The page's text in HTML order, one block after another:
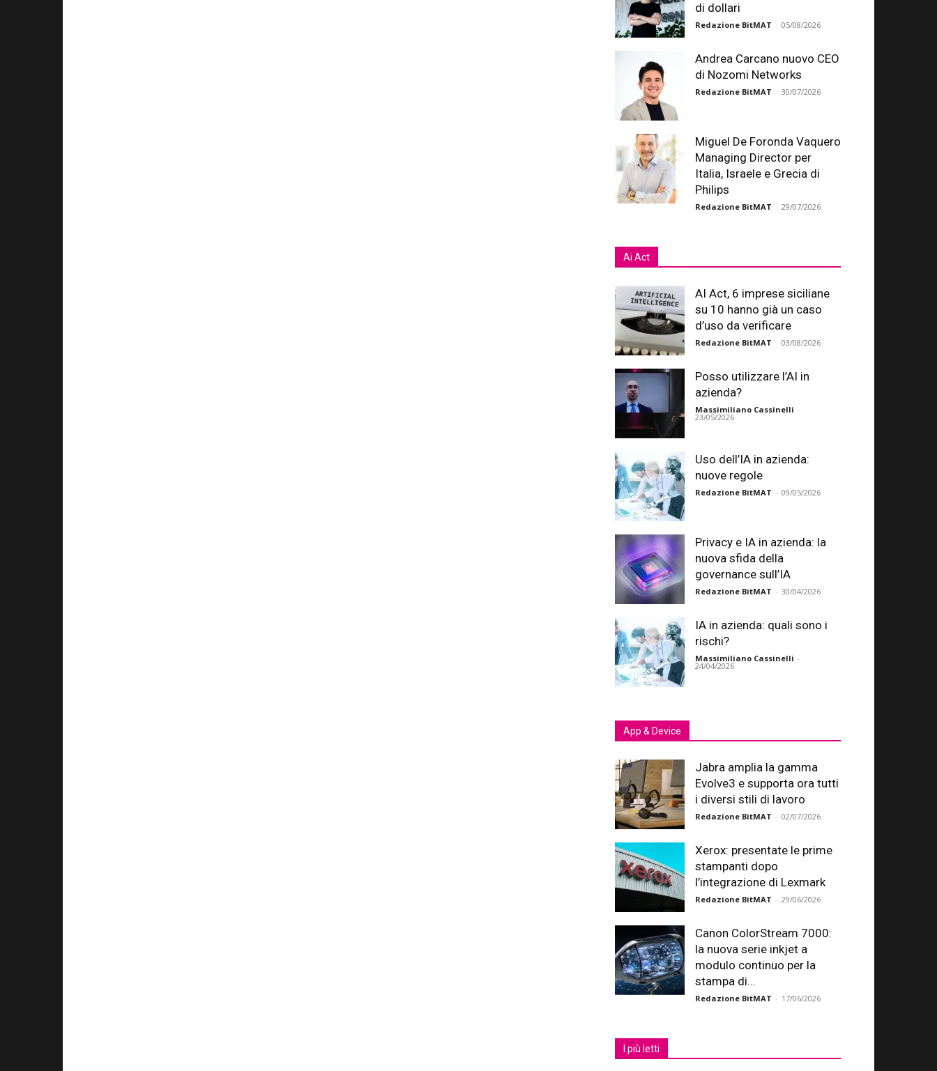
di dollari
Redazione BitMAT - 05/08/2026
Andrea Carcano nuovo CEO
di Nozomi Networks
Redazione BitMAT - 30/07/2026
Miguel De Foronda Vaquero
Managing Director per
Italia, Israele e Grecia di
Philips
Redazione BitMAT - 29/07/2026
Ai Act
AI Act, 6 imprese siciliane
su 10 hanno già un caso
d’uso da verificare
Redazione BitMAT - 03/08/2026
Posso utilizzare l’AI in
azienda?
Massimiliano Cassinelli -
23/05/2026
Uso dell’IA in azienda:
nuove regole
Redazione BitMAT - 09/05/2026
Privacy e IA in azienda: la
nuova sfida della
governance sull’IA
Redazione BitMAT - 30/04/2026
IA in azienda: quali sono i
rischi?
Massimiliano Cassinelli -
24/04/2026
App & Device
Jabra amplia la gamma
Evolve3 e supporta ora tutti
i diversi stili di lavoro
Redazione BitMAT - 02/07/2026
Xerox: presentate le prime
stampanti dopo
l’integrazione di Lexmark
Redazione BitMAT - 29/06/2026
Canon ColorStream 7000:
la nuova serie inkjet a
modulo continuo per la
stampa di...
Redazione BitMAT - 17/06/2026
I più letti